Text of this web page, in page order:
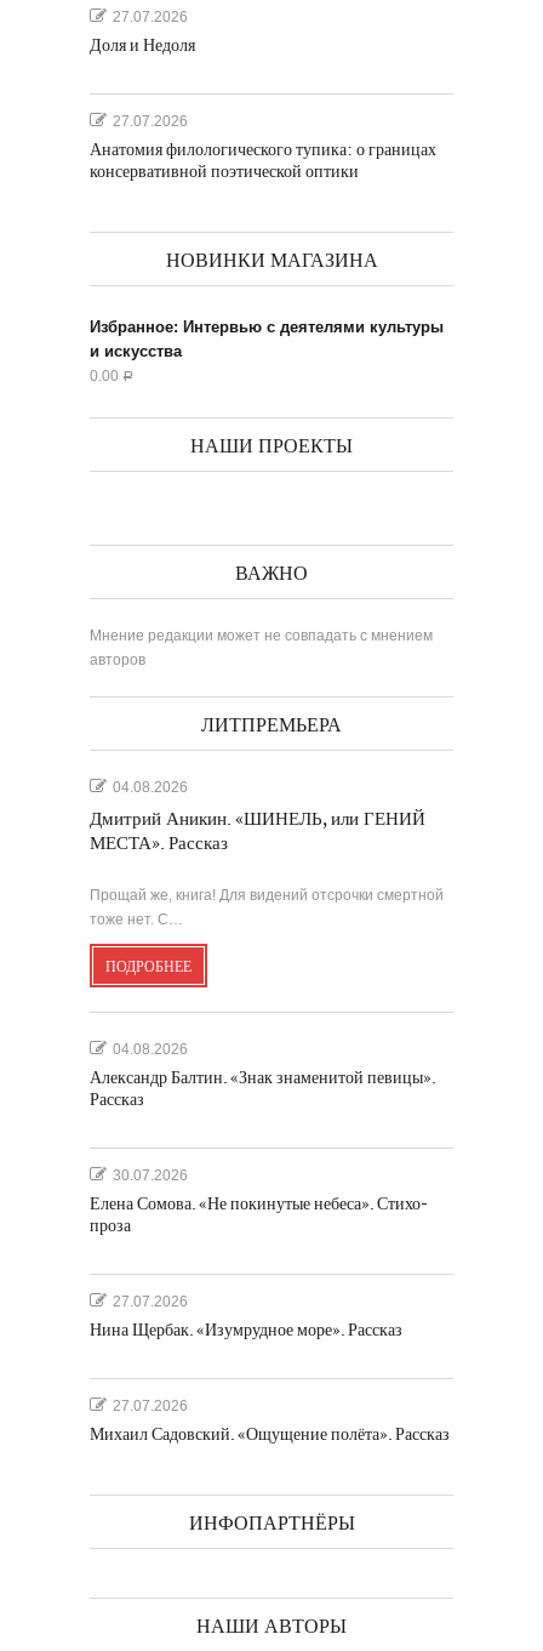
27.07.2026
Доля и Недоля
27.07.2026
Анатомия филологического тупика: о границах
консервативной поэтической оптики
НОВИНКИ МАГАЗИНА
Избранное: Интервью с деятелями культуры
и искусства
0.00 Р
НАШИ ПРОЕКТЫ
ВАЖНО
Мнение редакции может не совпадать с мнением
авторов
ЛИТПРЕМЬЕРА
04.08.2026
Дмитрий Аникин. «ШИНЕЛЬ, или ГЕНИЙ
МЕСТА». Рассказ
Прощай же, книга! Для видений отсрочки смертной
тоже нет. С…
ПОДРОБНЕЕ
04.08.2026
Александр Балтин. «Знак знаменитой певицы».
Рассказ
30.07.2026
Елена Сомова. «Не покинутые небеса». Стихо-
проза
27.07.2026
Нина Щербак. «Изумрудное море». Рассказ
27.07.2026
Михаил Садовский. «Ощущение полёта». Рассказ
ИНФОПАРТНЁРЫ
НАШИ АВТОРЫ